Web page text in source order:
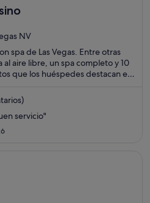
NV
spa de Las Vegas. Entre otras
al aire libre, un spa completo y 10
que los huéspedes destacan en
populares que se
Las Vegas y Casino Excalibur.
servicio"